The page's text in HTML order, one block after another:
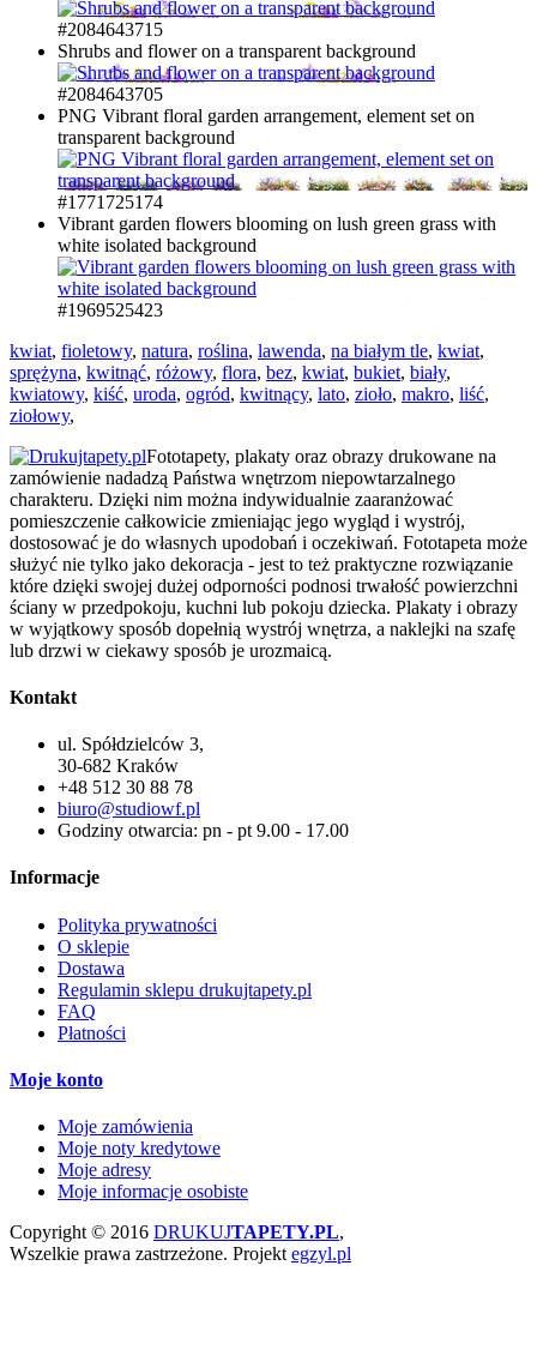
#2084643715
Shrubs and flower on a transparent background
#2084643705
PNG Vibrant floral garden arrangement, element set on
transparent background
#1771725174
Vibrant garden flowers blooming on lush green grass with
white isolated background
#1969525423
kwiat, fioletowy, natura, roślina, lawenda, na białym tle, kwiat,
sprężyna, kwitnąć, różowy, flora, bez, kwiat, bukiet, biały,
kwiatowy, kiść, uroda, ogród, kwitnący, lato, zioło, makro, liść,
ziołowy,
Fototapety, plakaty oraz obrazy drukowane na
zamówienie nadadzą Państwa wnętrzom niepowtarzalnego
charakteru. Dzięki nim można indywidualnie zaaranżować
pomieszczenie całkowicie zmieniając jego wygląd i wystrój,
dostosować je do własnych upodobań i oczekiwań. Fototapeta może
służyć nie tylko jako dekoracja - jest to też praktyczne rozwiązanie
które dzięki swojej dużej odporności podnosi trwałość powierzchni
ściany w przedpokoju, kuchni lub pokoju dziecka. Plakaty i obrazy
w wyjątkowy sposób dopełnią wystrój wnętrza, a naklejki na szafę
lub drzwi w ciekawy sposób je urozmaicą.
Kontakt
ul. Spółdzielców 3,
30-682 Kraków
+48 512 30 88 78
biuro@studiowf.pl
Godziny otwarcia: pn - pt 9.00 - 17.00
Informacje
Polityka prywatności
O sklepie
Dostawa
Regulamin sklepu drukujtapety.pl
FAQ
Płatności
Moje konto
Moje zamówienia
Moje noty kredytowe
Moje adresy
Moje informacje osobiste
Copyright © 2016 DRUKUJTAPETY.PL,
Wszelkie prawa zastrzeżone. Projekt egzyl.pl